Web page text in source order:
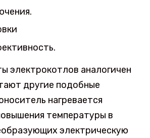
электрокотлов аналогичен
другие подобные
нагревается
температуры в
электрическую